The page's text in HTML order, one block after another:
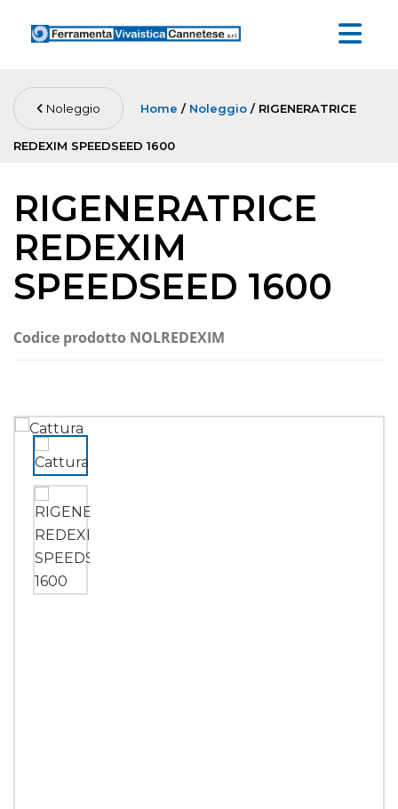
Noleggio Home / Noleggio / RIGENERATRICE
REDEXIM SPEEDSEED 1600
RIGENERATRICE
REDEXIM
SPEEDSEED 1600
Codice prodotto NOLREDEXIM